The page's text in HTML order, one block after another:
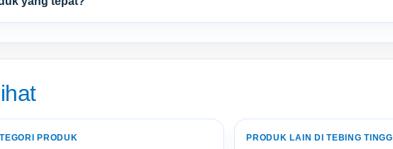
PRODUK PRODUK LAIN DI TEBING TINGGI